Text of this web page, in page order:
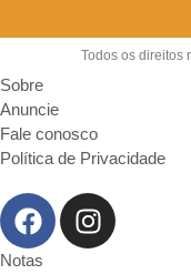
Todos os direitos
Sobre
Anuncie
Fale conosco
Política de Privacidade
Notas